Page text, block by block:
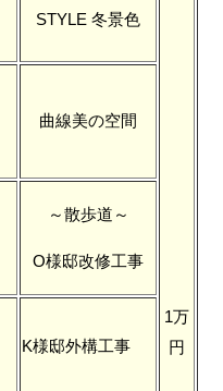
1万
円
STYLE 冬景色
曲線美の空間
～散歩道～
O様邸改修工事
K様邸外構工事